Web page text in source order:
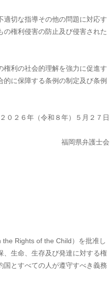
切な指導その他の問題に対応す
権利侵害の防止及び侵害された
利の社会的理解を強力に促進す
に保障する条例の制定及び条例
２０２６年（令和８年）５月２７日
福岡県弁護士会
Rights of the Child）を批准し
、生命、生存及び発達に対する権
とすべての人が遵守すべき義務